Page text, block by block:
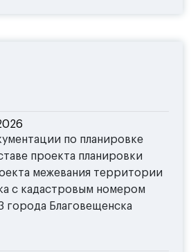
по планировке
проекта планировки
межевания территории
с кадастровым номером
города Благовещенска